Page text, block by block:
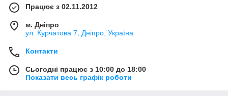
Працює з 02.11.2012
м. Дніпро
ул. Курчатова 7, Дніпро, Україна
Контакти
Сьогодні працює з 10:00 до 18:00
Показати весь графік роботи